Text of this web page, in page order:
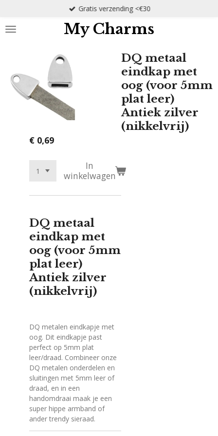
naar
My Charms
Gratis verzending <€30
DQ metaal
eindkap met
oog (voor 5mm
plat leer)
Antiek zilver
(nikkelvrij)
€ 0,69
In
winkelwagen
DQ metaal
eindkap met
oog (voor 5mm
plat leer)
Antiek zilver
(nikkelvrij)
DQ metalen eindkapje met
oog. Dit eindkapje past
perfect op 5mm plat
leer/draad. Combineer onze
DQ metalen onderdelen en
sluitingen met 5mm leer of
draad, en in een
handomdraai maak je een
super hippe armband of
ander trendy sieraad.